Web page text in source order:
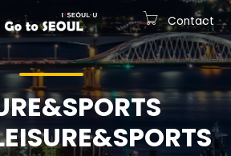
Contact